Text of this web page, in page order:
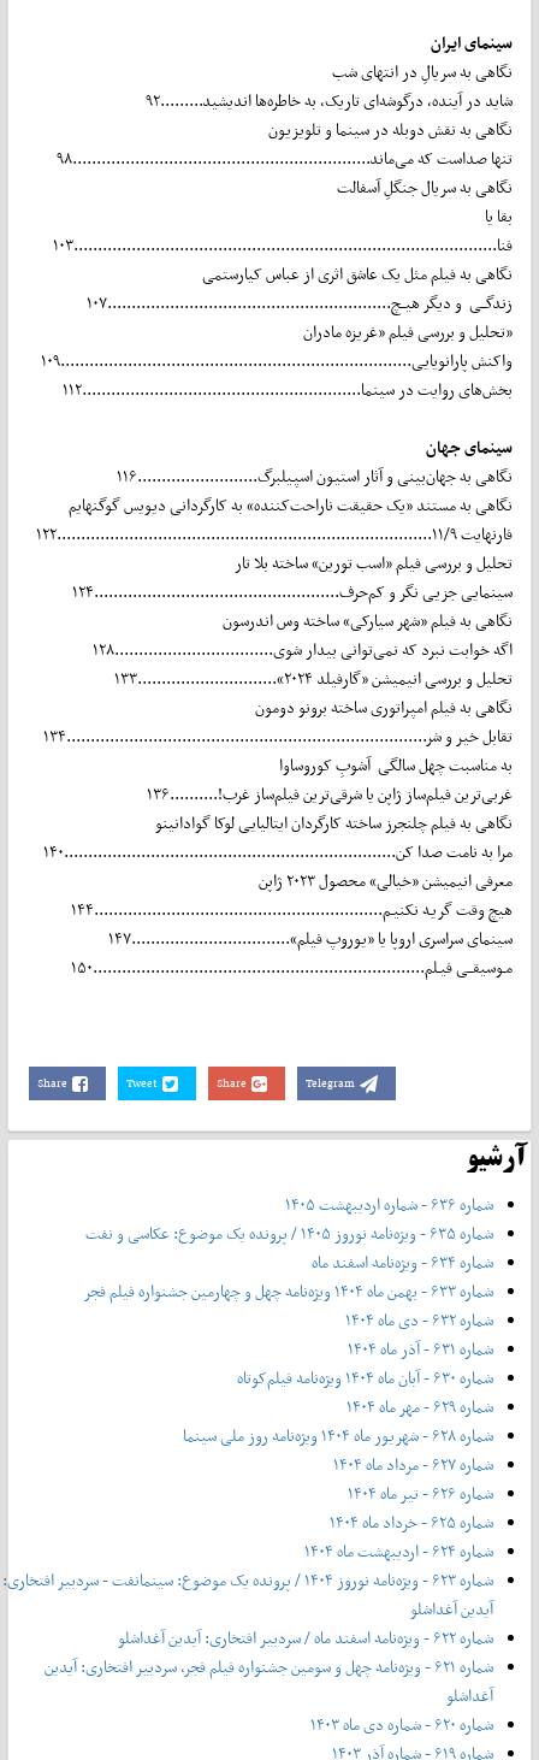
سینمای ایران
نگاهی به سریالِ در انتهای شب
شاید در آینده، درگوشه‌ای تاریک، به خاطره‌ها اندیشید.........۹۲
نگاهی به نقش دوبله در سینما و تلویزیون
تنها صداست که می‌ماند..............................................................۹۸
نگاهی به سریال جنگلِ آسفالت
بقا یا
فنا........................................................................................۱۰۳
نگاهی به فیلم مثل یک عاشق اثری از عباس کیارستمی
زندگــی و دیگر هیــچ...........................................................۱۰۷
تحلیل و بررسی فیلم «غریزه مادران»
واکنش پارانویایی.........................................................................۱۰۹
بخش‌های روایت در سینما..........................................................۱۱۲
سینمای جهان
نگاهی به جهان‌بینی و آثار استیون اسپیلبرگ.........................۱۱۶
نگاهی به مستند «یک حقیقت ناراحت‌کننده» به کارگردانی دیویس گوگنهایم
فارنهایت ۱۱/۹..............................................................................۱۲۲
تحلیل و بررسی فیلم «اسب تورین» ساخته بلا تار
سینمایی جزیی‌ نگر و کم‌حرف...................................................۱۲۴
نگاهی به فیلم «شهر سیارکی» ساخته وس اندرسون
اگه خوابت نبرد که نمی‌توانی بیدار شوی.................................۱۲۸
تحلیل و بررسی انیمیشن «گارفیلد ۲۰۲۴».............................۱۳۳
نگاهی به فیلم امپراتوری ساخته برونو دومون
تقابل خیر و شر...........................................................................۱۳۴
به مناسبت چهل سالگی آشوبِ کوروساوا
غربی‌ترین فیلم‌ساز ژاپن یا شرقی‌ترین فیلم‌ساز غرب!..........۱۳۶
نگاهی به فیلم چلنجرز ساخته کارگردان ایتالیایی لوکا گوادانینو
مرا به نامت صدا کن.....................................................................۱۴۰
معرفی انیمیشن «خیالی» محصول ۲۰۲۳ ژاپن
هیچ وقت گریـه نکنیـم............................................................۱۴۴
سینمای سراسری اروپا یا «یوروپ فیلم».................................۱۴۷
مـوسیقــی فیـلم.....................................................................۱۵۰
Share Tweet Share Telegram
آرشیو
شماره ۶۳۶ - شماره اردیبهشت ۱۴۰۵
شماره ۶۳۵ - ویژه‌نامه نوروز ۱۴۰۵ / پرونده یک موضوع: عکاسی و نفت
شماره ۶۳۴ - ویژه‌نامه اسفند ماه
شماره ۶۳۳ - بهمن ماه ۱۴۰۴ ویژه‌نامه چهل‌ و‌ چهارمین جشنواره فیلم فجر
شماره ۶۳۲ - دی ماه ۱۴۰۴
شماره ۶۳۱ - آذر ماه ۱۴۰۴
شماره ۶۳۰ - آبان ماه ۱۴۰۴ ویژه‌نامه فیلم‌کوتاه
شماره ۶۲۹ - مهر ماه ۱۴۰۴
شماره ۶۲۸ - شهریور ماه ۱۴۰۴ ویژه‌نامه روز ملی سینما
شماره ۶۲۷ - مرداد ماه ۱۴۰۴
شماره ۶۲۶ - تیر ماه ۱۴۰۴
شماره ۶۲۵ - خرداد ماه ۱۴۰۴
شماره ۶۲۴ - اردیبهشت ماه ۱۴۰۴
شماره ۶۲۳ - ویژه‌نامه نوروز ۱۴۰۴ / پرونده یک موضوع: سینمانفت - سردبیر افتخاری:
آیدین آغداشلو
شماره ۶۲۲ - ویژه‌نامه اسفند ماه / سردبیر افتخاری: آیدین آغداشلو
شماره ۶۲۱ - ویژه‌نامه چهل‌ و‌ سومین جشنواره فیلم فجر، سردبیر افتخاری: آیدین
آغداشلو
شماره ۶۲۰ - شماره دی ماه ۱۴۰۳
شماره ۶۱۹ - شماره آذر ۱۴۰۳